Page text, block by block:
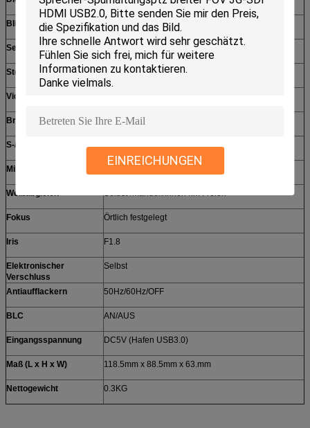
EINREICHUNGEN
Blickwinkel 108°
Sensor-Entschließung 2,1 Megapixel
Steuern Sie Hafen USB2.0
Videohafen
Brennweite f=2.27mm
S-/Nrate Mehr als 50dB
Minimales Lux
Weißabgleich Selbst-/manuell/Innen-/im Freien
Fokus Örtlich festgelegt
Iris F1.8
Elektronischer
Verschluss
Selbst
Antiaufflackern 50Hz/60Hz/OFF
BLC AN/AUS
Eingangsspannung DC5V (Hafen USB3.0)
Maß (L x H x W) 118.5mm x 88.5mm x 63.mm
Nettogewicht 0.3KG